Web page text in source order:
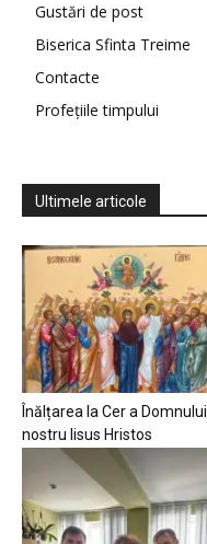
Gustări de post
Biserica Sfinta Treime
Contacte
Profețiile timpului
Ultimele articole
Înălțarea la Cer a Domnului
nostru Iisus Hristos